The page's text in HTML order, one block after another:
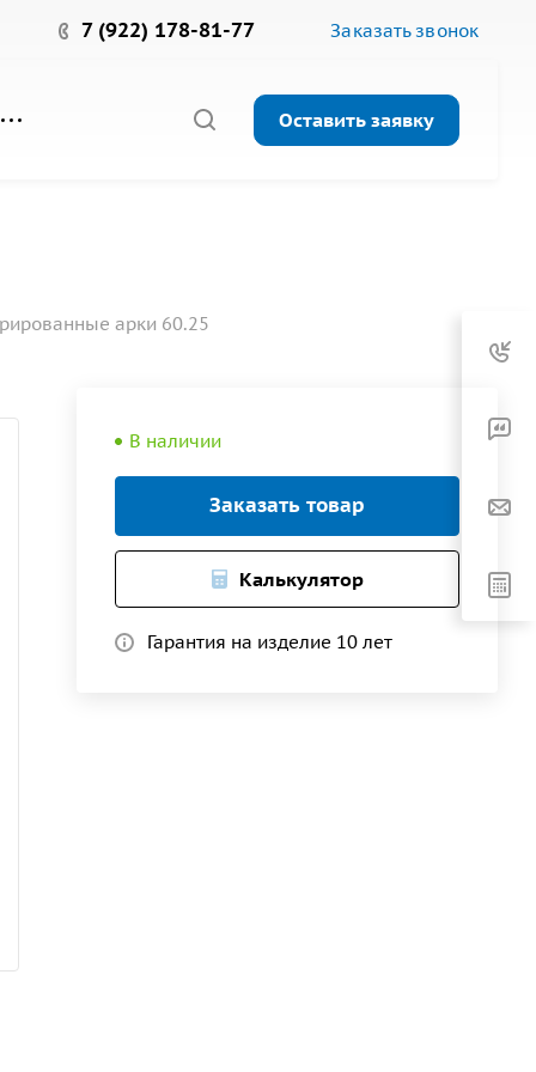
7 (922) 178-81-77 Заказать звонок
Оставить заявку
арки 60.25
В наличии
Заказать товар
Калькулятор
Гарантия на изделие 10 лет